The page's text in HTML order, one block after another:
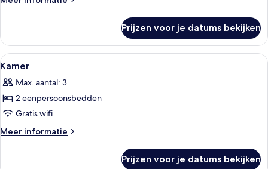
Prijzen voor je datums bekijken
Alle
foto's
voor
Kamer
laden
Een hotelkamer met twee bedden,
1
Kamer
Max. aantal: 3
2 eenpersoonsbedden
Gratis wifi
Meer informatie
Meer
Prijzen voor je datums bekijken